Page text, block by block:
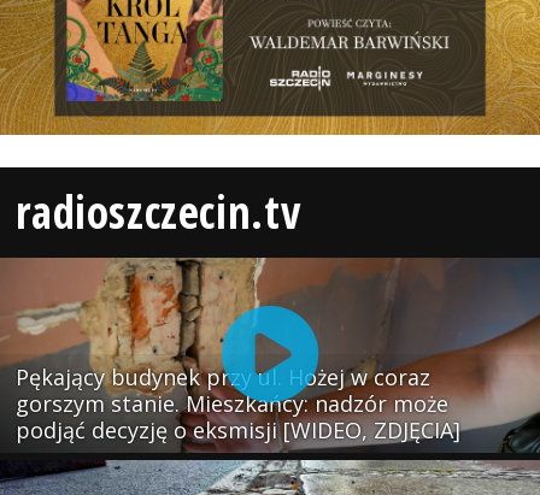
radioszczecin.tv
Pękający budynek przy ul. Hożej w coraz
gorszym stanie. Mieszkańcy: nadzór może
podjąć decyzję o eksmisji [WIDEO, ZDJĘCIA]